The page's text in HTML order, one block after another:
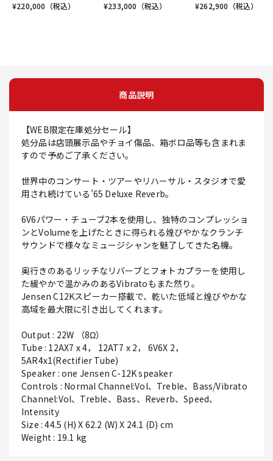
¥220,000 （税込）
¥233,000 （税込）
¥262,900 （税込）
商品説明
【WEB限定在庫処分セール】
処分品は店頭展示品やチョイ傷品、箱ボロ品等も含まれま
すので予めご了承ください。
世界中のコンサート・ツアーやリハーサル・スタジオで愛
用され続けている’65 Deluxe Reverb。
6V6パワー・チューブ2本を使用し、独特のコンプレッショ
ンとVolumeを上げたときに得られる煌びやかなクランチ
サウンドで様々なミュージシャンを魅了してきた名機。
奥行きのあるリッチなリバーブとフォトカプラーを使用し
た緩やかで温かみのあるVibratoもまた然り。
Jensen C12Kスピーカー搭載で、乾いた低域と煌びやかな
高域を最大限に引き出してくれます。
Output : 22W （8Ω）
Tube : 12AX7 x 4， 12AT7 x 2， 6V6X 2，
5AR4x1(Rectifier Tube)
Speaker : one Jensen C-12K speaker
Controls : Normal Channel:Vol、Treble、Bass/Vibrato
Channel:Vol、Treble、Bass、Reverb、Speed、
Intensity
Size : 44.5 (H) X 62.2 (W) X 24.1 (D) cm
Weight : 19.1 kg